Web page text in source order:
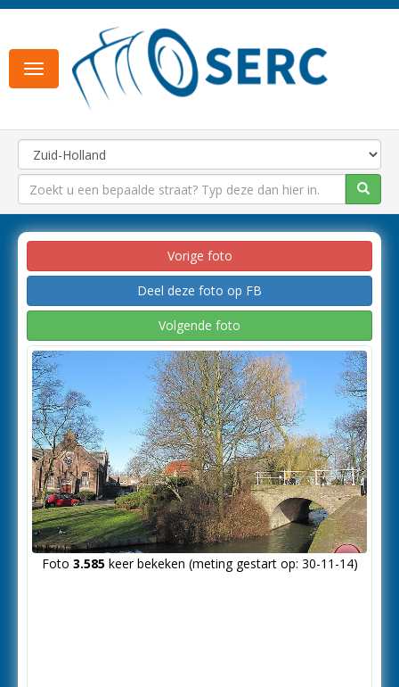
Toggle
navigation
Vorige foto
Deel deze foto op FB
Volgende foto
Foto 3.585keer bekeken (meting gestart op: 30-11-14)